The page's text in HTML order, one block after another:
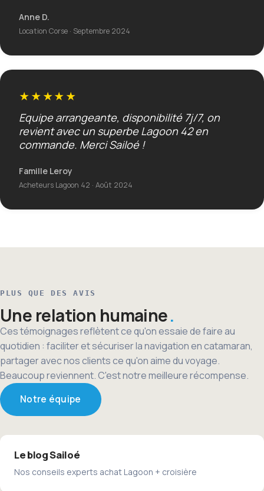
Anne D.
Location Corse · Septembre 2024
★★★★★
Equipe arrangeante, disponibilité 7j/7, on
revient avec un superbe Lagoon 42 en
commande. Merci Sailoé !
Famille Leroy
Acheteurs Lagoon 42 · Août 2024
PLUS QUE DES AVIS
Une relation humaine
Ces témoignages reflètent ce qu'on essaie de faire au
quotidien : faciliter et sécuriser la navigation en catamaran,
partager avec nos clients ce qu'on aime du voyage.
Beaucoup reviennent. C'est notre meilleure récompense.
Notre équipe
Le blog Sailoé
Nos conseils experts achat Lagoon + croisière